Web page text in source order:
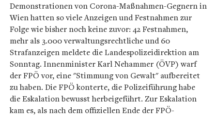
Demonstrationen von Corona-Maßnahmen-Gegnern in
Wien hatten so viele Anzeigen und Festnahmen zur
Folge wie bisher noch keine zuvor: 42 Festnahmen,
mehr als 3.000 verwaltungsrechtliche und 60
Strafanzeigen meldete die Landespolizeidirektion am
Sonntag. Innenminister Karl Nehammer (ÖVP) warf
der FPÖ vor, eine "Stimmung von Gewalt" aufbereitet
zu haben. Die FPÖ konterte, die Polizeiführung habe
die Eskalation bewusst herbeigeführt. Zur Eskalation
kam es, als nach dem offiziellen Ende der FPÖ-